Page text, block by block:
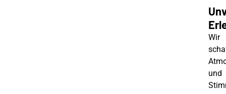
Wir
und